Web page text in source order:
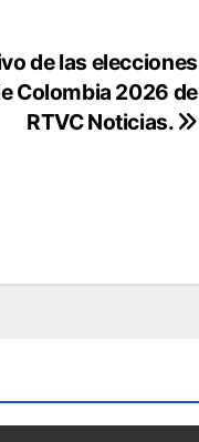
de las elecciones
Colombia 2026 de
RTVC Noticias.